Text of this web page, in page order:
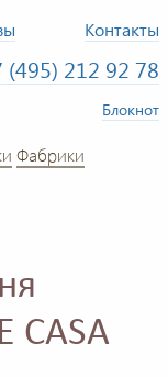
Контакты
(495) 212 92 78
Блокнот
Фабрики
CASA